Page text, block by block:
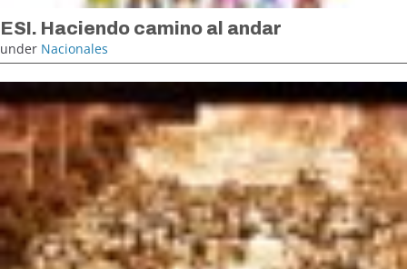
ESI. Haciendo camino al andar
under Nacionales